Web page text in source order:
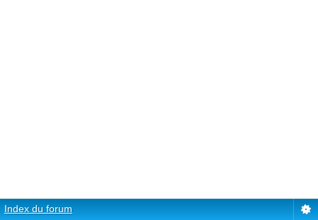
Index du forum